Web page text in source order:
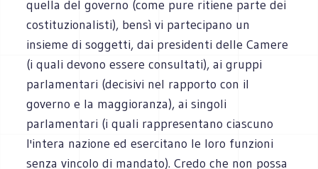
quella del governo (come pure ritiene parte dei
costituzionalisti), bensì vi partecipano un
insieme di soggetti, dai presidenti delle Camere
(i quali devono essere consultati), ai gruppi
parlamentari (decisivi nel rapporto con il
governo e la maggioranza), ai singoli
parlamentari (i quali rappresentano ciascuno
l'intera nazione ed esercitano le loro funzioni
senza vincolo di mandato). Credo che non possa